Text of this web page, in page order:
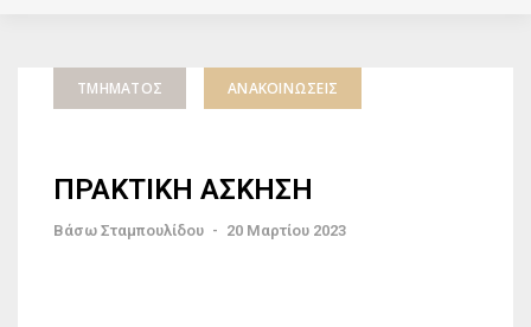
ΤΜΉΜΑΤΟΣ ΑΝΑΚΟΙΝΏΣΕΙΣ
ΠΡΑΚΤΙΚΗ ΑΣΚΗΣΗ
Βάσω Σταμπουλίδου - 20 Μαρτίου 2023